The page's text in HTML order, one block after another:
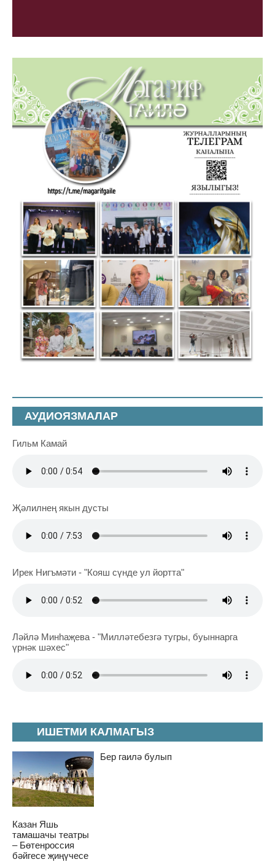
ИШЕТМИ КАЛМАГЫЗ
Бер гаилә булып
Казан Яшь
тамашачы театры
– Бөтенроссия
бәйгесе җиңүчесе
АУДИОЯЗМАЛАР
Гильм Камай
Җәлилнең якын дусты
Ирек Нигъмәти - "Кояш сүнде ул йортта"
Ләйлә Минһаҗева - "Милләтебезгә тугры, буыннарга
үрнәк шәхес"